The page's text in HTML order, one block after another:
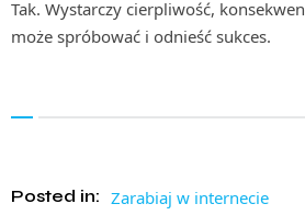
Tak. Wystarczy cierpliwość,
może spróbować i odnieść sukces.
Posted in: Zarabiaj w internecie